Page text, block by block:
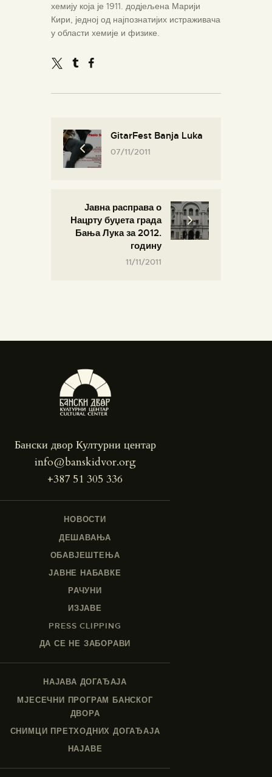
хемију која је 1911. додјељена Марији
Кири, једној од најпознатијих истраживача
у области хемије и физике.
GitarFest Banja Luka
07/11/2011
Јавна расправа о
Нацрту буџета града
Бања Лука за 2012.
годину
11/11/2011
Бански двор Културни центар
info@banskidvor.org
+387 51 305 336
НОВОСТИ
ДЕШАВАЊА
ОБАВЈЕШТЕЊА
ЈАВНЕ НАБАВКЕ
РАЧУНИ
ИЗЈАВЕ
PRESS CLIPPING
ДА СЕ НЕ ЗАБОРАВИ
НАЈАВА ДОГАЂАЈА
МЈЕСЕЧНИ ПРОГРАМ БАНСКОГ
ДВОРА
СНИМЦИ ПРЕТХОДНИХ ДОГАЂАЈА
НАЈАВЕ